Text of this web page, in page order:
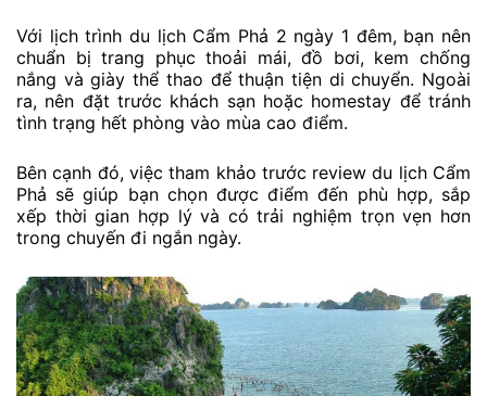
Với lịch trình du lịch Cẩm Phả 2 ngày 1 đêm, bạn nên
chuẩn bị trang phục thoải mái, đồ bơi, kem chống
nắng và giày thể thao để thuận tiện di chuyển. Ngoài
ra, nên đặt trước khách sạn hoặc homestay để tránh
tình trạng hết phòng vào mùa cao điểm.
Bên cạnh đó, việc tham khảo trước review du lịch Cẩm
Phả sẽ giúp bạn chọn được điểm đến phù hợp, sắp
xếp thời gian hợp lý và có trải nghiệm trọn vẹn hơn
trong chuyến đi ngắn ngày.